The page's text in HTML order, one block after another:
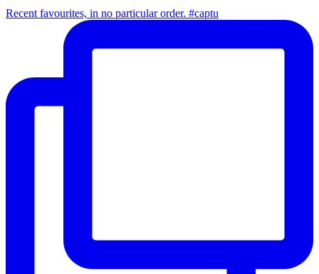
Recent favourites, in no particular order. #captu